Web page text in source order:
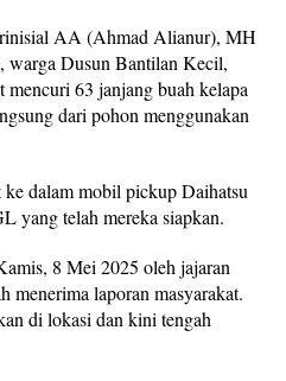
AA (Ahmad Alianur), MH
warga Dusun Bantilan Kecil,
63 janjang buah kelapa
dari pohon menggunakan
dalam mobil pickup Daihatsu
yang telah mereka siapkan.
8 Mei 2025 oleh jajaran
menerima laporan masyarakat.
di lokasi dan kini tengah